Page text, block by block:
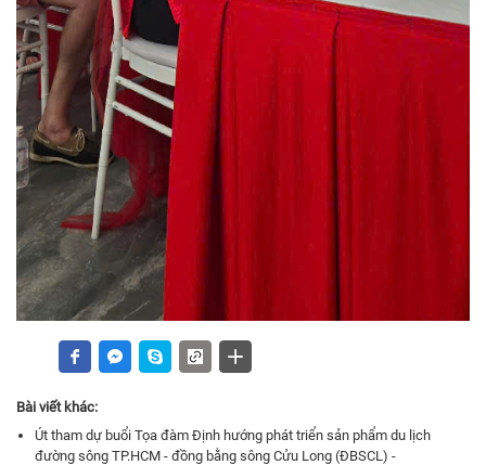
Bài viết khác:
Út tham dự buổi Tọa đàm Định hướng phát triển sản phẩm du lịch
đường sông TP.HCM - đồng bằng sông Cửu Long (ĐBSCL) -